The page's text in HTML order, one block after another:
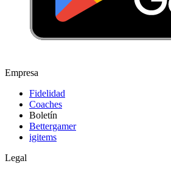
Empresa
Fidelidad
Coaches
Boletín
Bettergamer
igitems
Legal